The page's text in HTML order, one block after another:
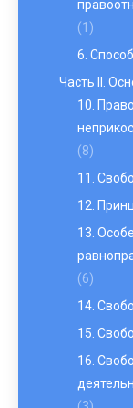
(1)
6.
Часть II.
10.
(8)
11.
12.
13.
(6)
14.
15.
16.